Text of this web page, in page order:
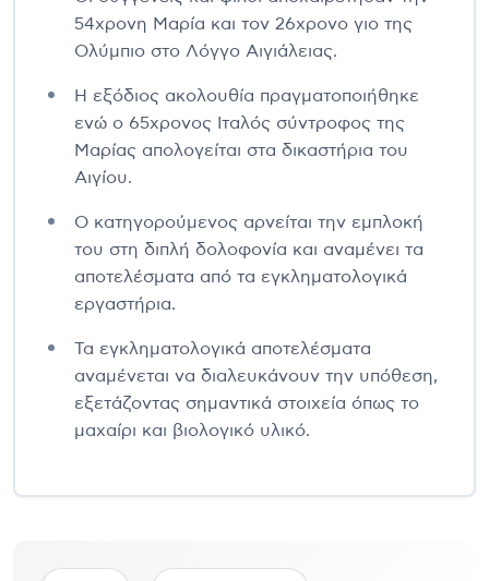
54χρονη Μαρία και τον 26χρονο γιο της
Ολύμπιο στο Λόγγο Αιγιάλειας.
Η εξόδιος ακολουθία πραγματοποιήθηκε
ενώ ο 65χρονος Ιταλός σύντροφος της
Μαρίας απολογείται στα δικαστήρια του
Αιγίου.
Ο κατηγορούμενος αρνείται την εμπλοκή
του στη διπλή δολοφονία και αναμένει τα
αποτελέσματα από τα εγκληματολογικά
εργαστήρια.
Τα εγκληματολογικά αποτελέσματα
αναμένεται να διαλευκάνουν την υπόθεση,
εξετάζοντας σημαντικά στοιχεία όπως το
μαχαίρι και βιολογικό υλικό.